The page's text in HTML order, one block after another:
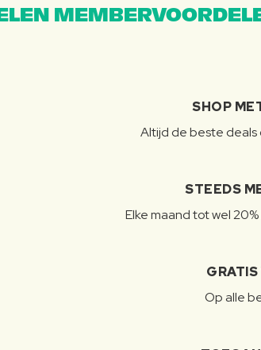
SHOP
Altijd de beste
STEEDS
Elke maand tot wel
Op alle